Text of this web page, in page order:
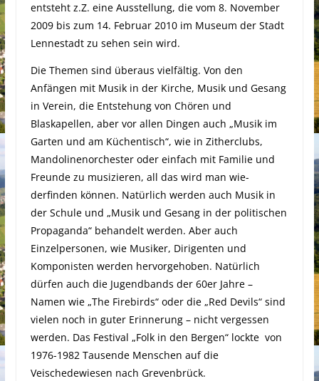
entsteht z.Z. eine Aus­stellung, die vom 8. November
2009 bis zum 14. Februar 2010 im Museum der Stadt
Lenne­stadt zu sehen sein wird.
Die Themen sind überaus vielfältig. Von den
Anfängen mit Musik in der Kirche, Mu­sik und Gesang
in Verein, die Entstehung von Chören und
Blaskapellen, aber vor al­len Dingen auch „Musik im
Garten und am Küchentisch“, wie in Zitherclubs,
Mandolinenorchester oder einfach mit Familie und
Freunde zu musi­zieren, all das wird man wie­
derfinden können. Natürlich werden auch Musik in
der Schule und „Musik und Ge­sang in der politischen
Propa­ganda“ behandelt werden. Aber auch
Einzelpersonen, wie Musiker, Dirigenten und
Komponisten werden hervor­gehoben. Natürlich
dürfen auch die Jugendbands der 60er Jah­re –
Namen wie „The Firebirds“ oder die „Red Devils“ sind
vielen noch in guter Erinnerung – nicht vergessen
werden. Das Festival „Folk in den Bergen“ lockte von
1976-1982 Tausende Menschen auf die
Veischedewiesen nach Grevenbrück.